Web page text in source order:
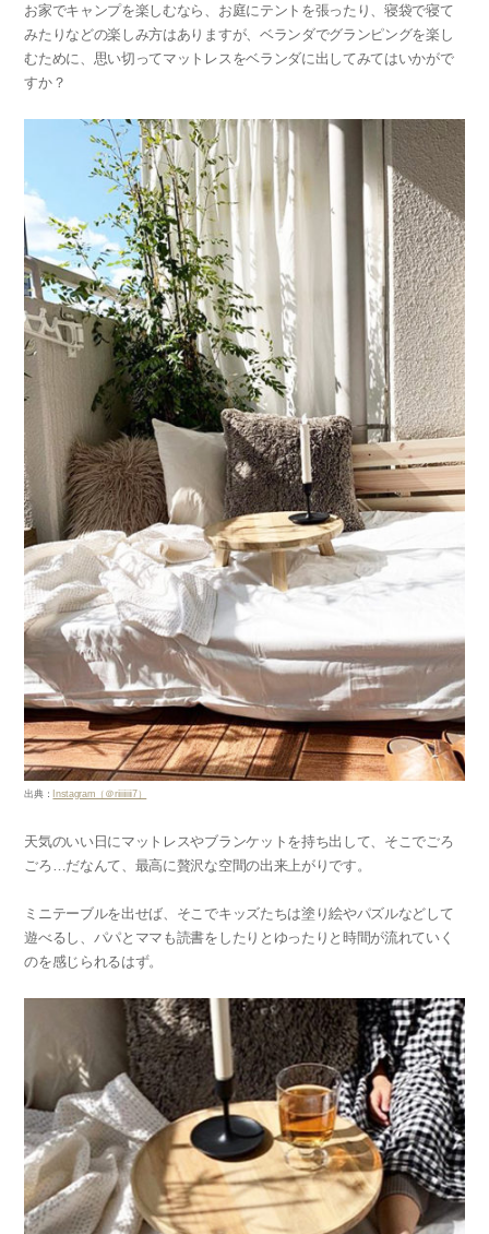
お家でキャンプを楽しむなら、お庭にテントを張ったり、寝袋で寝て
みたりなどの楽しみ方はありますが、ベランダでグランピングを楽し
むために、思い切ってマットレスをベランダに出してみてはいかがで
すか？
出典： Instagram（＠riiiiiiii7）
天気のいい日にマットレスやブランケットを持ち出して、そこでごろ
ごろ…だなんて、最高に贅沢な空間の出来上がりです。
ミニテーブルを出せば、そこでキッズたちは塗り絵やパズルなどして
遊べるし、パパとママも読書をしたりとゆったりと時間が流れていく
のを感じられるはず。